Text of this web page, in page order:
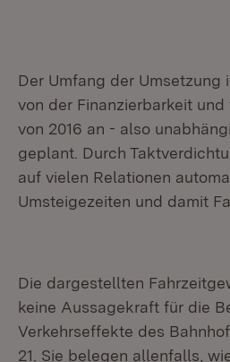
Der Umfang der Umsetzung
von der Finanzierbarkeit
von 2016 an - also
geplant. Durch
auf vielen Relationen
Umsteigezeiten und damit
Die dargestellten
keine Aussagekraft für die
Verkehrseffekte des
21. Sie belegen allenfalls,